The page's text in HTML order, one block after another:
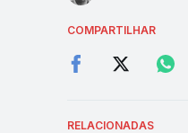
COMPARTILHAR
RELACIONADAS